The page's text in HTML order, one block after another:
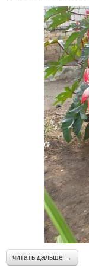
читать дальше →